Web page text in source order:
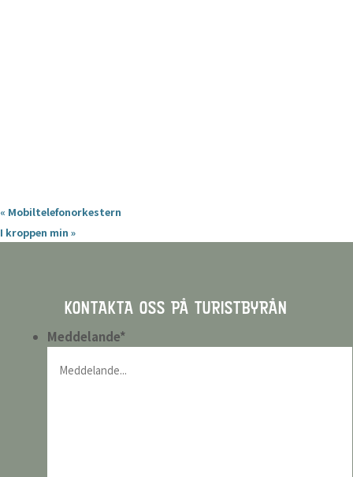
« Mobiltelefonorkestern
I kroppen min »
KONTAKTA OSS PÅ TURISTBYRÅN
Meddelande*